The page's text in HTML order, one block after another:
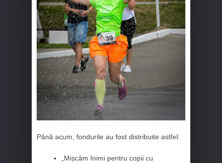
Până acum, fondurile au fost distribuite astfel:
„Mișcăm Inimi pentru copii cu